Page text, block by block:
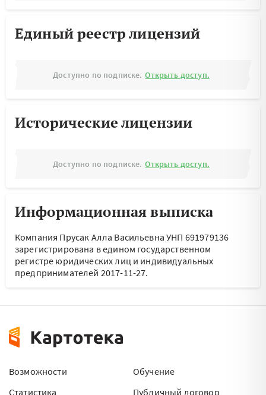
Единый реестр лицензий
Доступно по подписке. Открыть доступ.
Исторические лицензии
Доступно по подписке. Открыть доступ.
Информационная выписка
Компания Прусак Алла Васильевна УНП 691979136
зарегистрирована в едином государственном
регистре юридических лиц и индивидуальных
предпринимателей 2017-11-27.
Возможности
Статистика
Обучение
Публичный договор